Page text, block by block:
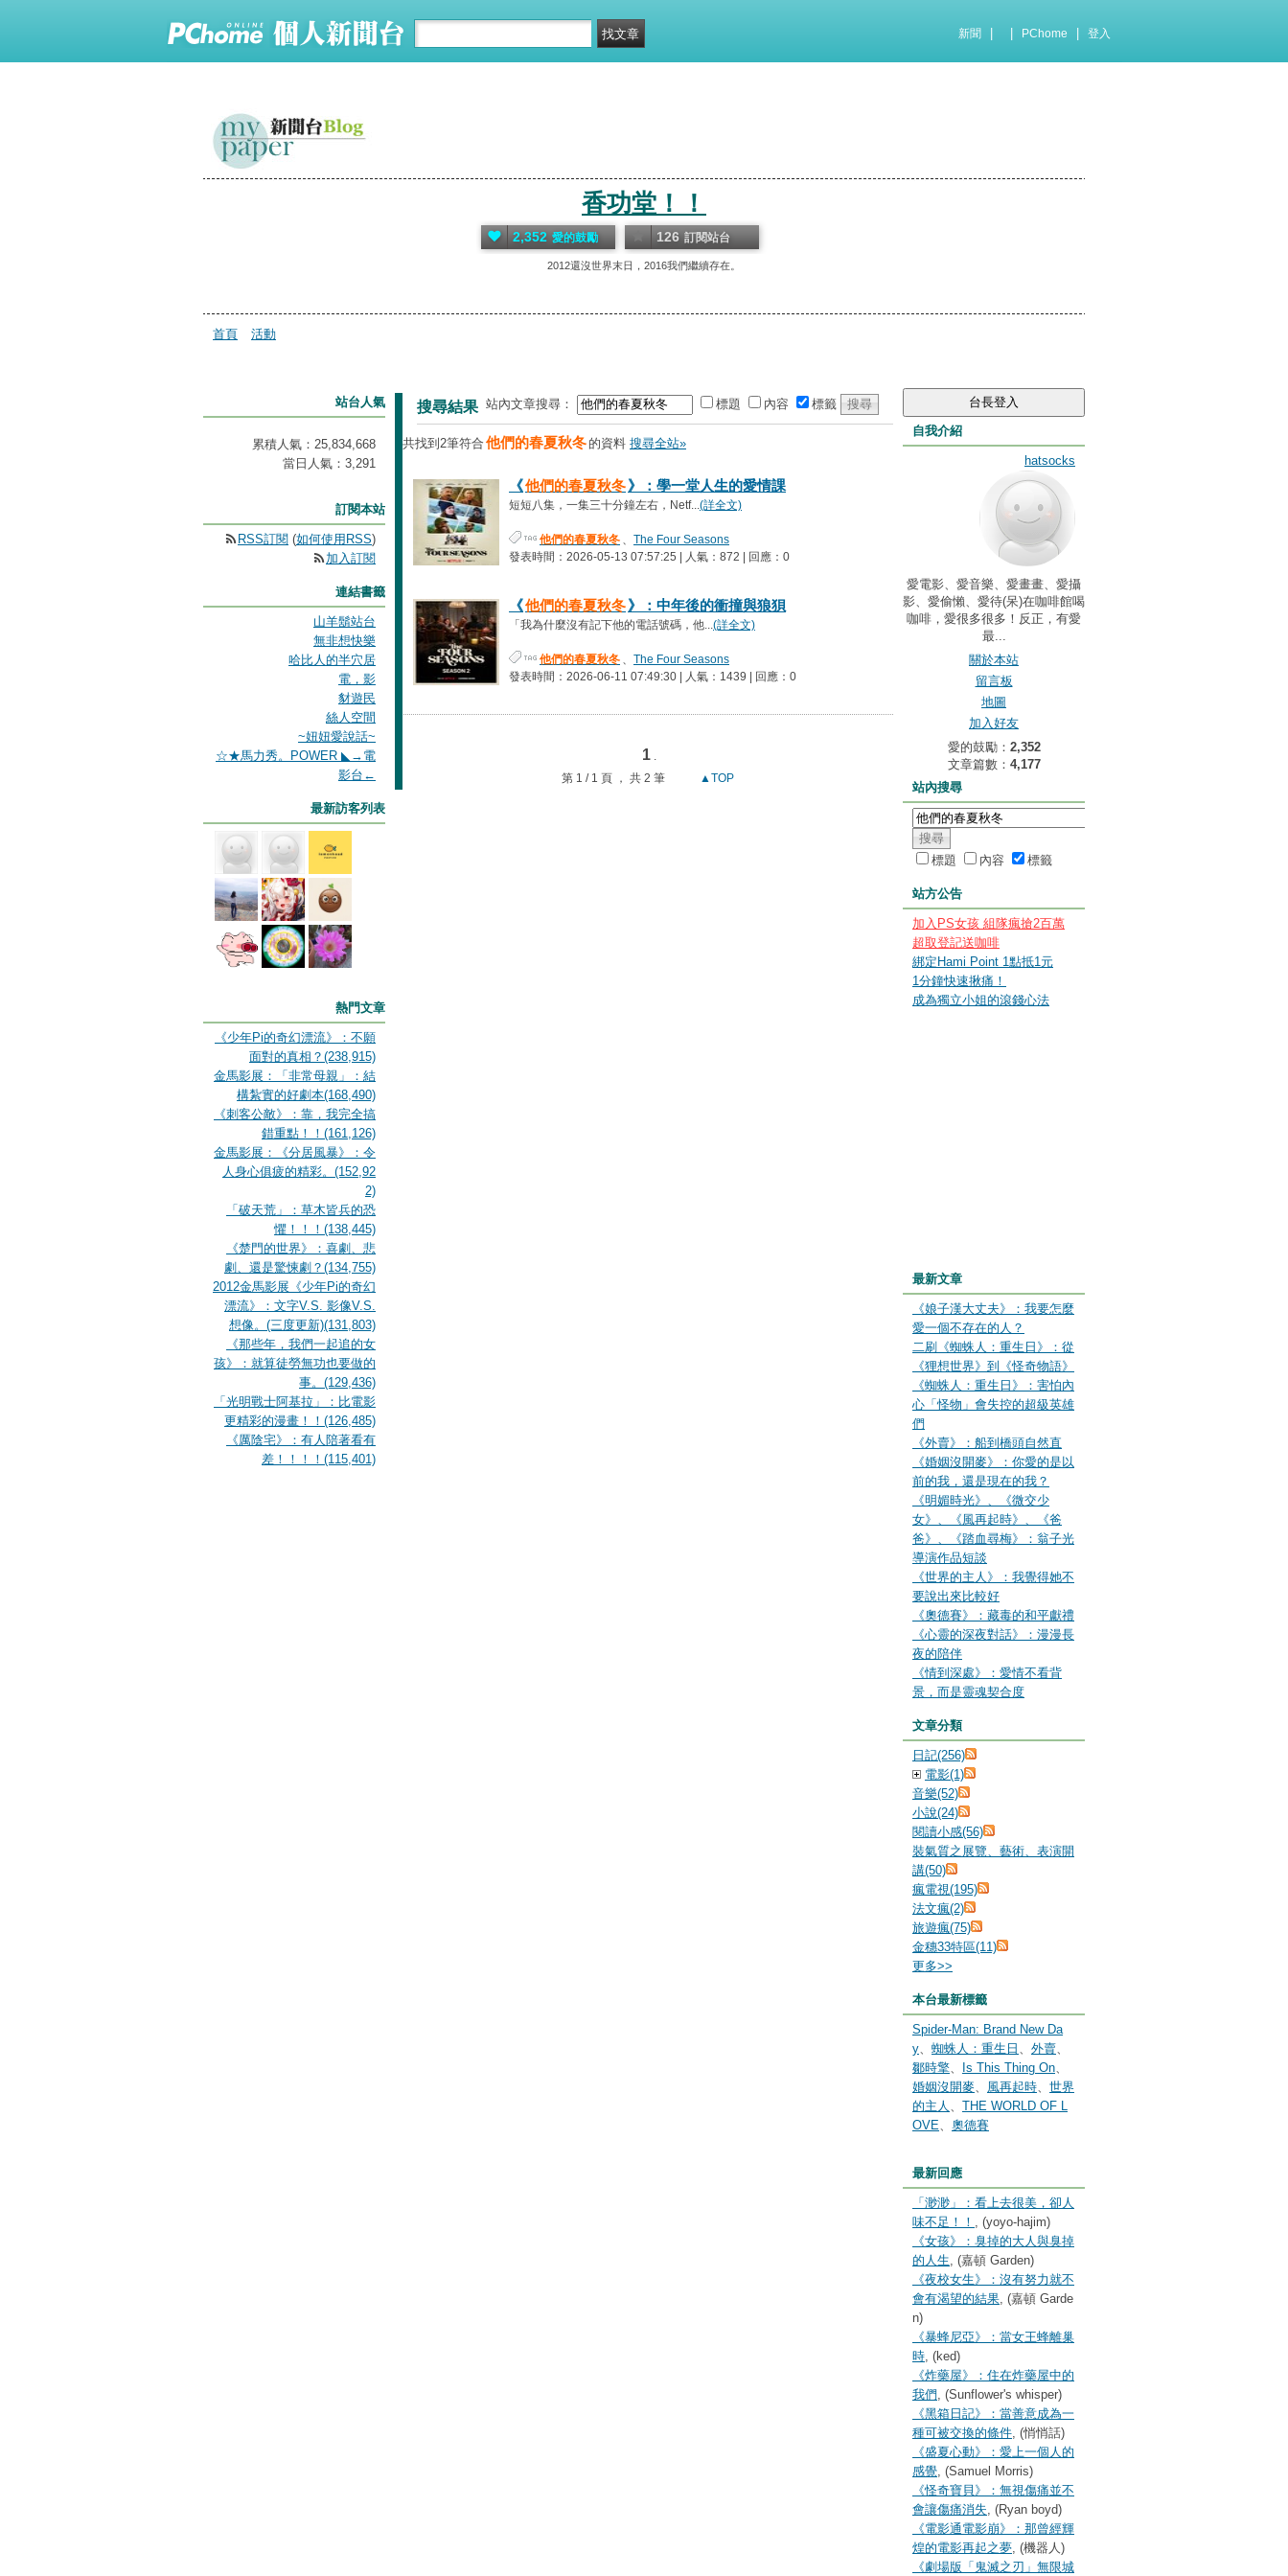
新聞 PChome 登入
香功堂！！
2012還沒世界末日，2016我們繼續存在。
2,352 愛的鼓勵 126 訂閱站台
首頁 活動
搜尋結果 站內文章搜尋： 標題 內容 標籤
共找到2筆符合 他們的春夏秋冬 的資料 搜尋全站»
《他們的春夏秋冬》：學一堂人生的愛情課
短短八集，一集三十分鐘左右，Netf...(詳全文)
他們的春夏秋冬 、 The Four Seasons
發表時間：2026-05-13 07:57:25 | 人氣：872 | 回應：0
《他們的春夏秋冬》：中年後的衝撞與狼狽
「我為什麼沒有記下他的電話號碼，他...(詳全文)
他們的春夏秋冬 、 The Four Seasons
發表時間：2026-06-11 07:49:30 | 人氣：1439 | 回應：0
1 .
第 1 / 1 頁 ， 共 2 筆
▲TOP
自我介紹
hatsocks
愛電影、愛音樂、愛畫畫、愛攝
影、愛偷懶、愛待(呆)在咖啡館喝
咖啡，愛很多很多！反正，有愛
最...
關於本站
留言板
地圖
加入好友
愛的鼓勵： 2,352
文章篇數： 4,177
站內搜尋
標題 內容 標籤
站方公告
加入PS女孩 組隊瘋搶2百萬
超取登記送咖啡
綁定Hami Point 1點抵1元
1分鐘快速揪痛！
成為獨立小姐的滾錢心法
最新文章
《娘子漢大丈夫》：我要怎麼
愛一個不存在的人？
二刷《蜘蛛人：重生日》：從
《狸想世界》到《怪奇物語》
《蜘蛛人：重生日》：害怕內
心「怪物」會失控的超級英雄
們
《外賣》：船到橋頭自然直
《婚姻沒開麥》：你愛的是以
前的我，還是現在的我？
《明媚時光》、《微交少
女》、《風再起時》、《爸
爸》、《踏血尋梅》：翁子光
導演作品短談
《世界的主人》：我覺得她不
要說出來比較好
《奧德賽》：藏毒的和平獻禮
《心靈的深夜對話》：漫漫長
夜的陪伴
《情到深處》：愛情不看背
景，而是靈魂契合度
文章分類
日記(256)
電影(1)
音樂(52)
小說(24)
閱讀小感(56)
裝氣質之展覽、藝術、表演開
講(50)
瘋電視(195)
法文瘋(2)
旅遊瘋(75)
金穗33特區(11)
更多>>
本台最新標籤
Spider-Man: Brand New Da
y、 蜘蛛人：重生日 、 外賣、
鄒時擎、 Is This Thing On、
婚姻沒開麥、 風再起時、 世界
的主人 、 THE WORLD OF L
OVE、 奧德賽
最新回應
「渺渺」：看上去很美，卻人
味不足！！ , (yoyo-hajim)
《女孩》：臭掉的大人與臭掉
的人生, (嘉頓 Garden)
《夜校女生》：沒有努力就不
會有渴望的結果, (嘉頓 Garde
n)
《暴蜂尼亞》：當女王蜂離巢
時, (ked)
《炸藥屋》：住在炸藥屋中的
我們, (Sunflower's whisper)
《黑箱日記》：當善意成為一
種可被交換的條件, (悄悄話)
《盛夏心動》：愛上一個人的
感覺, (Samuel Morris)
《怪奇寶貝》：無視傷痛並不
會讓傷痛消失, (Ryan boyd)
《電影通電影崩》：那曾經輝
煌的電影再起之夢, (機器人)
《劇場版「鬼滅之刃」無限城
站台人氣
累積人氣： 25,834,668
當日人氣： 3,291
訂閱本站
RSS訂閱 (如何使用RSS)
加入訂閱
連結書籤
山羊鬍站台
無非想快樂
哈比人的半穴居
電，影
豺遊民
絲人空間
~妞妞愛說話~
☆★馬力秀。POWER ◣→電
影台←
最新訪客列表
熱門文章
《少年Pi的奇幻漂流》：不願
面對的真相？(238,915)
金馬影展：「非常母親」：結
構紮實的好劇本(168,490)
《刺客公敵》：靠，我完全搞
錯重點！！(161,126)
金馬影展：《分居風暴》：令
人身心俱疲的精彩。(152,92
2)
「破天荒」：草木皆兵的恐
懼！！！(138,445)
《楚門的世界》：喜劇、悲
劇、還是驚悚劇？(134,755)
2012金馬影展《少年Pi的奇幻
漂流》：文字V.S. 影像V.S.
想像。(三度更新)(131,803)
《那些年，我們一起追的女
孩》：就算徒勞無功也要做的
事。(129,436)
「光明戰士阿基拉」：比電影
更精彩的漫畫！！(126,485)
《厲陰宅》：有人陪著看有
差！！！！(115,401)